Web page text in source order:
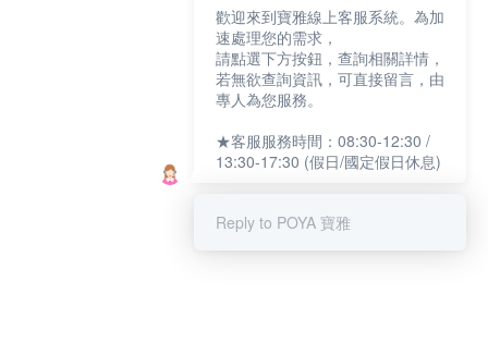
歡迎來到寶雅線上客服系統。為加
速處理您的需求，
請點選下方按鈕，查詢相關詳情，
若無欲查詢資訊，可直接留言，由
專人為您服務。
★客服服務時間：08:30-12:30 /
13:30-17:30 (假日/國定假日休息)
Reply to POYA 寶雅